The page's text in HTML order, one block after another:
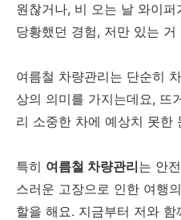
원찮거나, 비 오는 날 와이
당황했던 경험, 저만 있는 거
여름철 차량관리는 단순히
상의 의미를 가지는데요, 뜨
리 소중한 차에 예상치 못한
특히 여름철 차량관리는 안
스러운 고장으로 인한 여행
할을 해요. 지금부터 저와